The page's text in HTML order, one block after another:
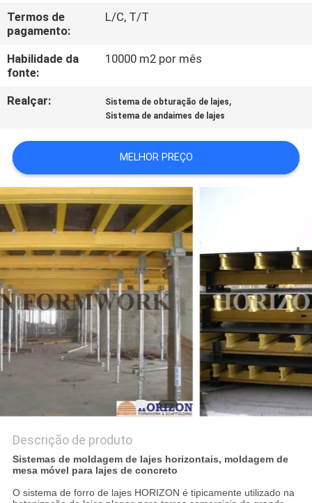
PEÇA
UMAS
CITAÇÕES
Termos de
pagamento:
L/C, T/T
Habilidade da
fonte:
10000 m2 por mês
Realçar: Sistema de obturação de lajes,
Sistema de andaimes de lajes
MELHOR PREÇO
Descrição de produto
Sistemas de moldagem de lajes horizontais, moldagem de
mesa móvel para lajes de concreto
O sistema de forro de lajes HORIZON é tipicamente utilizado na